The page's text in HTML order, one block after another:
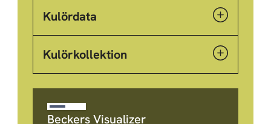
Kulördata
Kulörkollektion
Beckers Visualizer